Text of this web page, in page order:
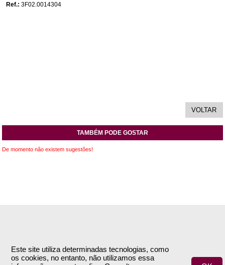
Este site utiliza determinadas tecnologias, como
os cookies, no entanto, não utilizamos essa
Ref.: 3F02.0014304
TAMBÉM PODE GOSTAR
De momento não existem sugestões!
Empresa
Termos e Condições
Encomendas & Pagamentos
Envio